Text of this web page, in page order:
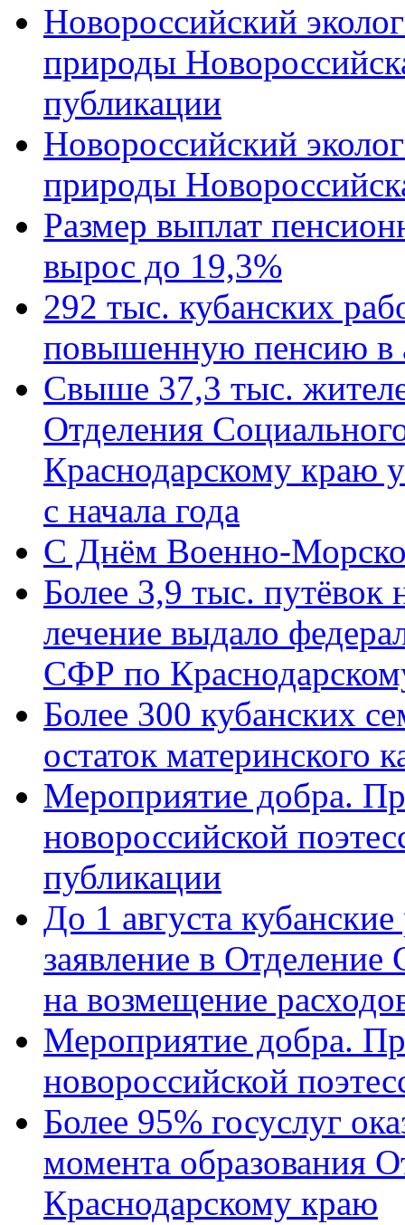
Новороссийский
природы
публикации
Новороссийский
природы
Размер выплат
вырос до 19,3%
292 тыс. кубанских
повышенную пенсию в
Свыше 37,3 тыс.
Отделения
Краснодарскому краю
с начала года
C Днём Военно-
Более 3,9 тыс. путёвок
лечение выдало
СФР по
Более 300 кубанских
остаток материнского
Мероприятие добра.
новороссийской
публикации
До 1 августа
заявление в
на возмещение
Мероприятие добра.
новороссийской
Более 95% госуслуг
момента образования
Краснодарскому краю